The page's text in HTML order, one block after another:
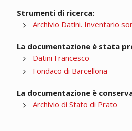
Strumenti di ricerca:
Archivio Datini. Inventario
La documentazione è stata
Datini Francesco
Fondaco di Barcellona
La documentazione è
Archivio di Stato di Prato